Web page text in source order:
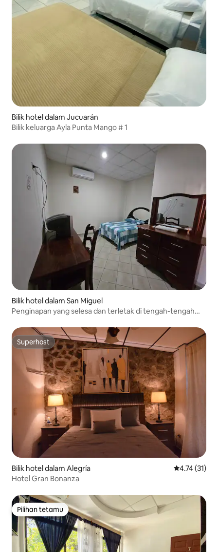
Bilik hotel dalam Jucuarán
Bilik keluarga Ayla Punta Mango # 1
Bilik hotel dalam San Miguel
Penginapan yang selesa dan terletak di tengah-tengah
Superhost
Superhost
Bilik hotel dalam Alegría Penarafan
4.74 (31)
Hotel Gran Bonanza
Pilihan tetamu
Pilihan tetamu